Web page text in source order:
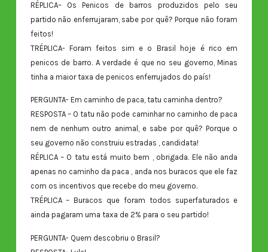
RÉPLICA– Os Penicos de barros produzidos pelo seu
partido não enferrujaram, sabe por quê? Porque não foram
feitos!
TRÉPLICA- Foram feitos sim e o Brasil hoje é rico em
penicos de barro. A verdade é que no seu governo, Minas
tinha a maior taxa de penicos enferrujados do país!
PERGUNTA- Em caminho de paca, tatu caminha dentro?
RESPOSTA – O tatu não pode caminhar no caminho de paca
nem de nenhum outro animal, e sabe por quê? Porque o
seu governo não construiu estradas , candidata!
RÉPLICA – O tatu está muito bem , obrigada. Ele não anda
apenas no caminho da paca , anda nos buracos que ele faz
com os incentivos que recebe do meu governo.
TRÉPLICA – Buracos que foram todos superfaturados e
ainda pagaram uma taxa de 2% para o seu partido!
PERGUNTA- Quem descobriu o Brasil?